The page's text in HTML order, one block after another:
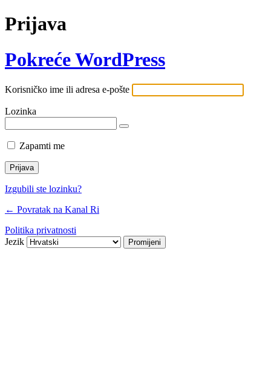
Prijava
Pokreće WordPress
Korisničko ime ili adresa e-pošte
Lozinka
Zapamti me
Izgubili ste lozinku?
← Povratak na Kanal Ri
Politika privatnosti
Jezik